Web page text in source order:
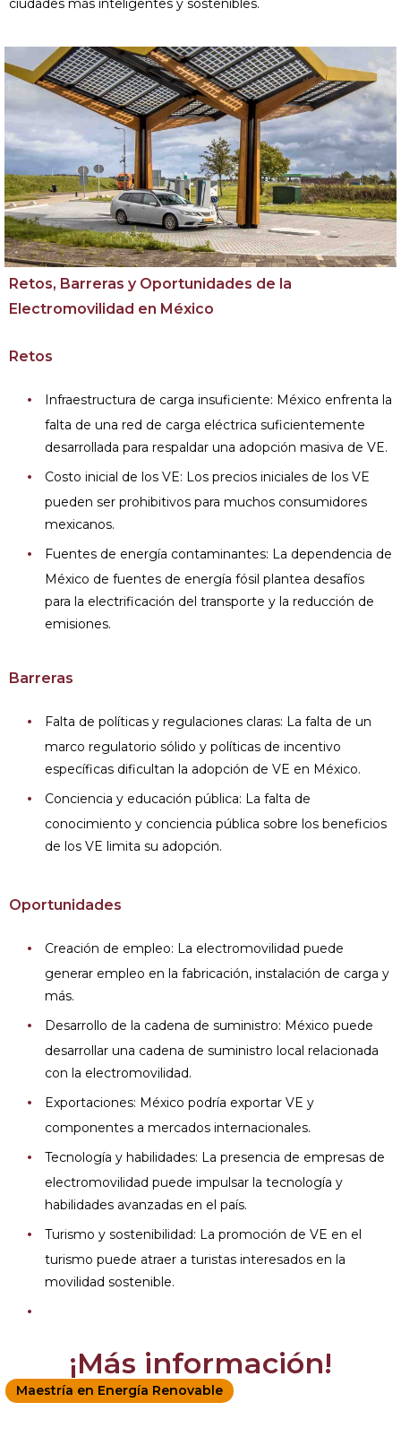
ciudades más inteligentes y sostenibles.
Retos, Barreras y Oportunidades de la
Electromovilidad en México
Retos
Infraestructura de carga insuficiente: México enfrenta la
falta de una red de carga eléctrica suficientemente
desarrollada para respaldar una adopción masiva de VE.
Costo inicial de los VE: Los precios iniciales de los VE
pueden ser prohibitivos para muchos consumidores
mexicanos.
Fuentes de energía contaminantes: La dependencia de
México de fuentes de energía fósil plantea desafíos
para la electrificación del transporte y la reducción de
emisiones.
Barreras
Falta de políticas y regulaciones claras: La falta de un
marco regulatorio sólido y políticas de incentivo
específicas dificultan la adopción de VE en México.
Conciencia y educación pública: La falta de
conocimiento y conciencia pública sobre los beneficios
de los VE limita su adopción.
Oportunidades
Creación de empleo: La electromovilidad puede
generar empleo en la fabricación, instalación de carga y
más.
Desarrollo de la cadena de suministro: México puede
desarrollar una cadena de suministro local relacionada
con la electromovilidad.
Exportaciones: México podría exportar VE y
componentes a mercados internacionales.
Tecnología y habilidades: La presencia de empresas de
electromovilidad puede impulsar la tecnología y
habilidades avanzadas en el país.
Turismo y sostenibilidad: La promoción de VE en el
turismo puede atraer a turistas interesados en la
movilidad sostenible.
¡Más información!
Maestría en Energía Renovable